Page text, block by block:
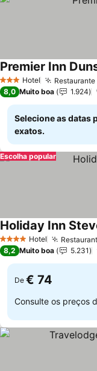
3 EstrelasHotel
Premier Inn
8,0 Muito boa 1.924
Selecione as datas
exatos.
Escolha popular
4 EstrelasHotel
Holiday Inn
8,2 Muito boa 5.231
De € 74
Consulte os preços